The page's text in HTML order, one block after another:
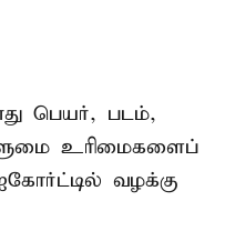
பெயர், படம்,
உரிமைகளைப்
வழக்கு